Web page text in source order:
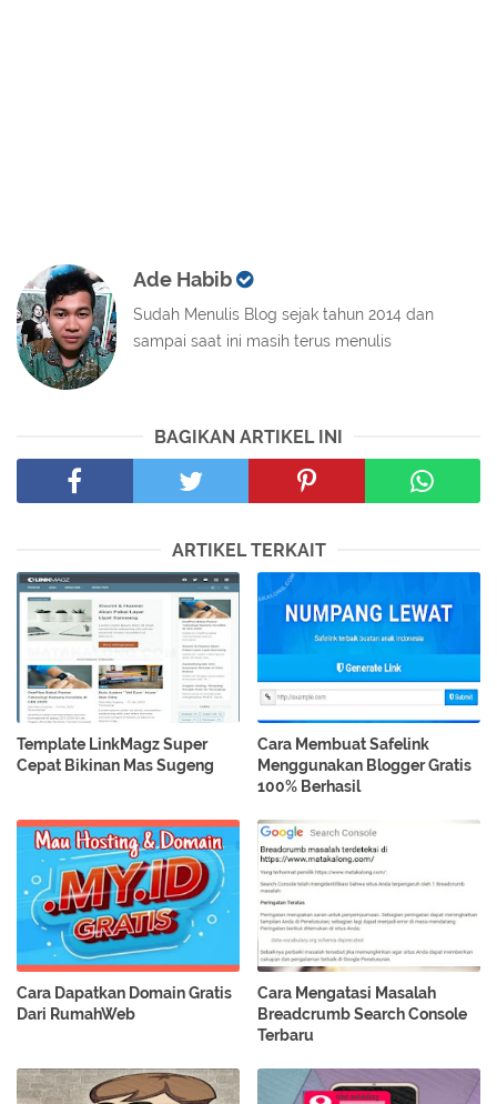
Ade Habib
Sudah Menulis Blog sejak tahun 2014 dan
sampai saat ini masih terus menulis
BAGIKAN ARTIKEL INI
ARTIKEL TERKAIT
Template LinkMagz Super
Cepat Bikinan Mas Sugeng
Cara Membuat Safelink
Menggunakan Blogger Gratis
100% Berhasil
Cara Dapatkan Domain Gratis
Dari RumahWeb
Cara Mengatasi Masalah
Breadcrumb Search Console
Terbaru